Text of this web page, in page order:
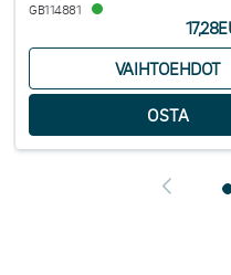
GB114881
VAIHTOEHDOT